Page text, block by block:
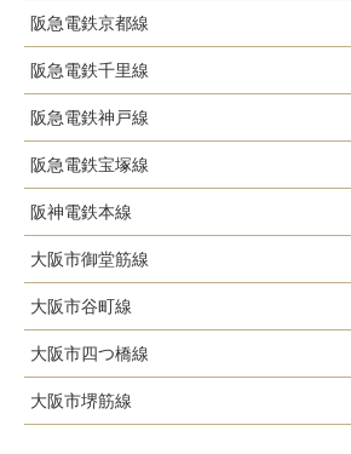
北新地駅
なにわ橋駅
大江橋駅
渡辺橋駅
阪急電鉄京都線
大阪梅田駅
阪急電鉄千里線
天神橋筋六丁目駅
阪急電鉄神戸線
大阪梅田駅
中津駅
阪急電鉄宝塚線
大阪梅田駅
中津駅
阪神電鉄本線
大阪梅田駅
大阪市御堂筋線
中津駅
梅田駅
大阪市谷町線
天神橋筋六丁目駅
中崎町駅
大阪市四つ橋線
西梅田駅
大阪市堺筋線